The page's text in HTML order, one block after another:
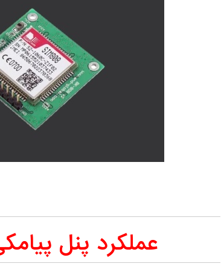
عملکرد پنل